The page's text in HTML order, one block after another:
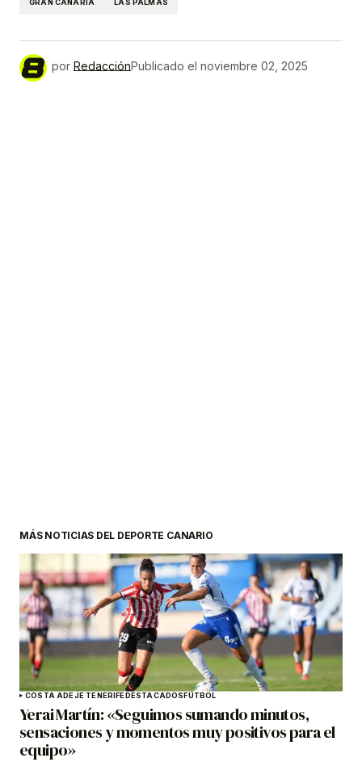
GRAN CANARIA LAS PALMAS
por RedacciónPublicado el noviembre 02, 2025
MÁS NOTICIAS DEL DEPORTE CANARIO
COSTA ADEJE TENERIFEDESTACADOSFÚTBOL
Yerai Martín: «Seguimos sumando minutos,
sensaciones y momentos muy positivos para el
equipo»